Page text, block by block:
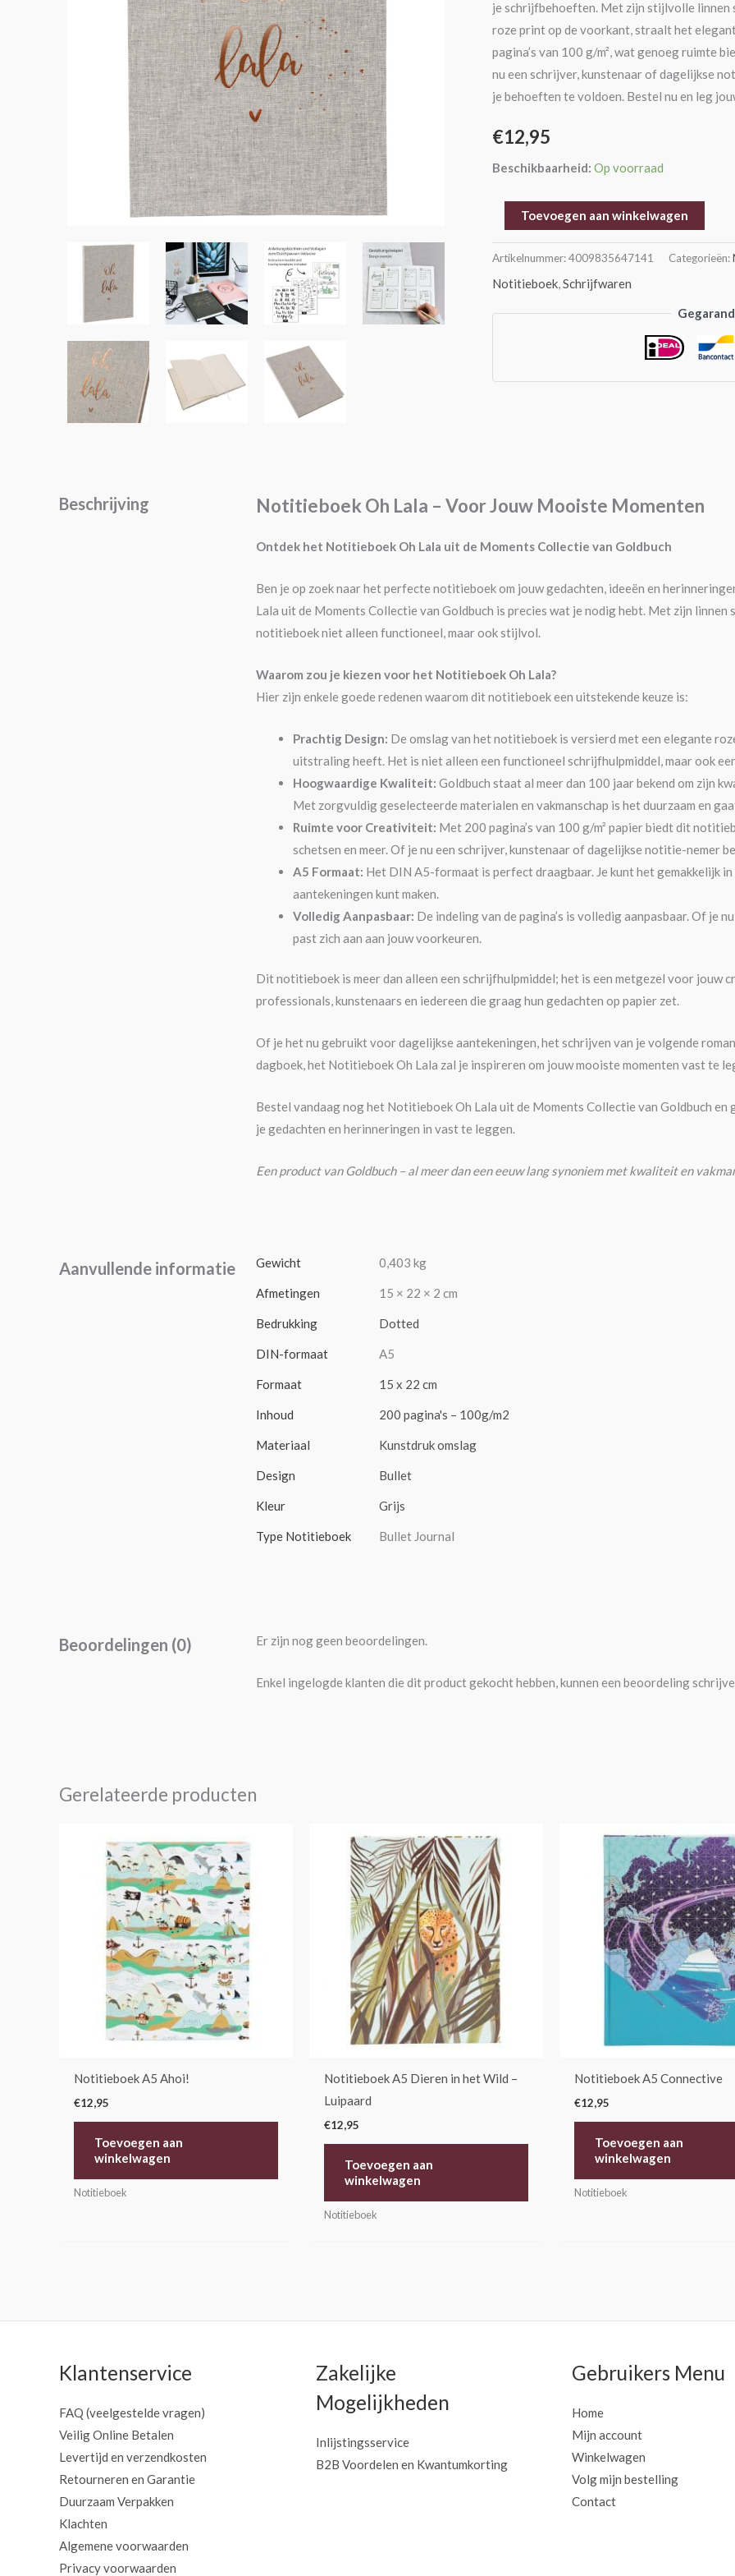
je schrijfbehoeften. Met zijn stijlvolle linnen
roze print op de voorkant, straalt het
pagina’s van 100 g/m², wat genoeg ruimte
nu een schrijver, kunstenaar of dagelijkse
je behoeften te voldoen. Bestel nu en leg
€12,95
Beschikbaarheid: Op voorraad
Toevoegen aan winkelwagen
Artikelnummer:4009835647141 Categorieën:
Notitieboek,Schrijfwaren
Beschrijving Notitieboek Oh Lala – Voor Jouw Mooiste Momenten
Ontdek het Notitieboek Oh Lala uit de Moments Collectie van Goldbuch
Ben je op zoek naar het perfecte notitieboek om jouw gedachten, ideeën en
Lala uit de Moments Collectie van Goldbuch is precies wat je nodig hebt. Met zijn
notitieboek niet alleen functioneel, maar ook stijlvol.
Waarom zou je kiezen voor het Notitieboek Oh Lala?
Hier zijn enkele goede redenen waarom dit notitieboek een uitstekende keuze is:
Prachtig Design: De omslag van het notitieboek is versierd met een elegante
uitstraling heeft. Het is niet alleen een functioneel schrijfhulpmiddel, maar ook
Hoogwaardige Kwaliteit: Goldbuch staat al meer dan 100 jaar bekend om zijn
Met zorgvuldig geselecteerde materialen en vakmanschap is het duurzaam en
Ruimte voor Creativiteit: Met 200 pagina’s van 100 g/m² papier biedt dit
schetsen en meer. Of je nu een schrijver, kunstenaar of dagelijkse notitie-nemer
A5 Formaat: Het DIN A5-formaat is perfect draagbaar. Je kunt het gemakkelijk
aantekeningen kunt maken.
Volledig Aanpasbaar: De indeling van de pagina’s is volledig aanpasbaar. Of je
past zich aan aan jouw voorkeuren.
Dit notitieboek is meer dan alleen een schrijfhulpmiddel; het is een metgezel voor jouw
professionals, kunstenaars en iedereen die graag hun gedachten op papier zet.
Of je het nu gebruikt voor dagelijkse aantekeningen, het schrijven van je volgende
dagboek, het Notitieboek Oh Lala zal je inspireren om jouw mooiste momenten vast te
Bestel vandaag nog het Notitieboek Oh Lala uit de Moments Collectie van Goldbuch
je gedachten en herinneringen in vast te leggen.
Een product van Goldbuch – al meer dan een eeuw lang synoniem met kwaliteit en
Aanvullende informatie Gewicht 0,403 kg
Afmetingen 15 × 22 × 2 cm
Bedrukking Dotted
DIN-formaat A5
Formaat 15 x 22 cm
Inhoud 200 pagina's – 100g/m2
Materiaal Kunstdruk omslag
Design Bullet
Kleur Grijs
Type Notitieboek Bullet Journal
Beoordelingen (0) Er zijn nog geen beoordelingen.
Enkel ingelogde klanten die dit product gekocht hebben, kunnen een beoordeling
Gerelateerde producten
Notitieboek A5 Ahoi!
€12,95
Toevoegen aan
winkelwagen
Notitieboek
Notitieboek A5 Dieren in het Wild –
Luipaard
€12,95
Toevoegen aan
winkelwagen
Notitieboek
Notitieboek A5 Connective
€12,95
Toevoegen aan
winkelwagen
Notitieboek
Klantenservice
FAQ (veelgestelde vragen)
Veilig Online Betalen
Levertijd en verzendkosten
Retourneren en Garantie
Duurzaam Verpakken
Klachten
Algemene voorwaarden
Privacy voorwaarden
Zakelijke
Mogelijkheden
Inlijstingsservice
B2B Voordelen en Kwantumkorting
Gebruikers Menu
Home
Mijn account
Winkelwagen
Volg mijn bestelling
Contact